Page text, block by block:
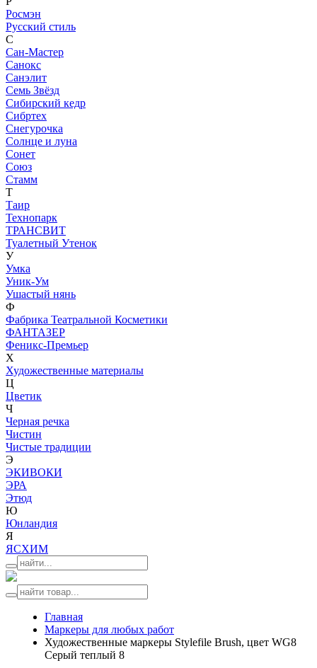
Росмэн
Русский стиль
С
Сан-Мастер
Санокс
Санэлит
Семь Звёзд
Сибирский кедр
Сибртех
Снегурочка
Солнце и луна
Сонет
Союз
Стамм
Т
Таир
Технопарк
ТРАНСВИТ
Туалетный Утенок
У
Умка
Уник-Ум
Ушастый нянь
Ф
Фабрика Театральной Косметики
ФАНТАЗЕР
Феникс-Премьер
Х
Художественные материалы
Ц
Цветик
Ч
Черная речка
Чистин
Чистые традиции
Э
ЭКИВОКИ
ЭРА
Этюд
Ю
Юнландия
Я
ЯСХИМ
Главная
Маркеры для любых работ
Художественные маркеры Stylefile Brush, цвет WG8
Серый теплый 8